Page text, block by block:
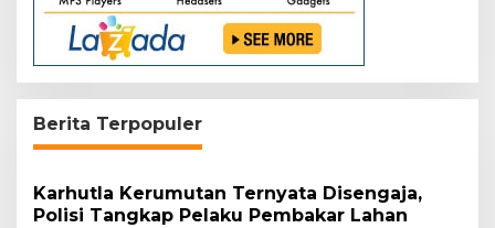
Berita Terpopuler
Karhutla Kerumutan Ternyata Disengaja,
Polisi Tangkap Pelaku Pembakar Lahan